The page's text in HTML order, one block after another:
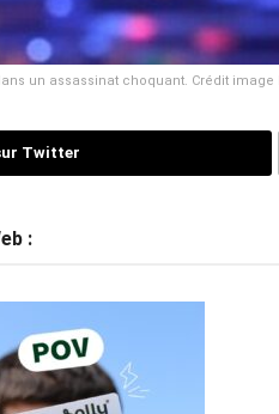
un assassinat choquant. Crédit image
Twitter
: